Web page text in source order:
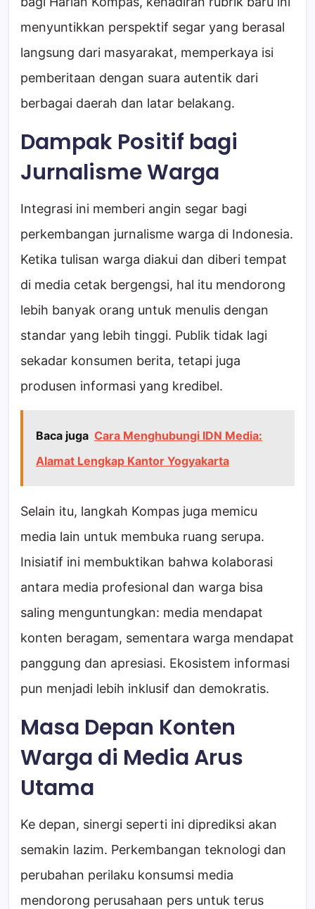
menyuntikkan perspektif segar yang berasal
langsung dari masyarakat, memperkaya isi
pemberitaan dengan suara autentik dari
berbagai daerah dan latar belakang.
Dampak Positif bagi
Jurnalisme Warga
Integrasi ini memberi angin segar bagi
perkembangan jurnalisme warga di Indonesia.
Ketika tulisan warga diakui dan diberi tempat
di media cetak bergengsi, hal itu mendorong
lebih banyak orang untuk menulis dengan
standar yang lebih tinggi. Publik tidak lagi
sekadar konsumen berita, tetapi juga
produsen informasi yang kredibel.
Baca juga Cara Menghubungi IDN Media:
Alamat Lengkap Kantor Yogyakarta
Selain itu, langkah Kompas juga memicu
media lain untuk membuka ruang serupa.
Inisiatif ini membuktikan bahwa kolaborasi
antara media profesional dan warga bisa
saling menguntungkan: media mendapat
konten beragam, sementara warga mendapat
panggung dan apresiasi. Ekosistem informasi
pun menjadi lebih inklusif dan demokratis.
Masa Depan Konten
Warga di Media Arus
Utama
Ke depan, sinergi seperti ini diprediksi akan
semakin lazim. Perkembangan teknologi dan
perubahan perilaku konsumsi media
mendorong perusahaan pers untuk terus